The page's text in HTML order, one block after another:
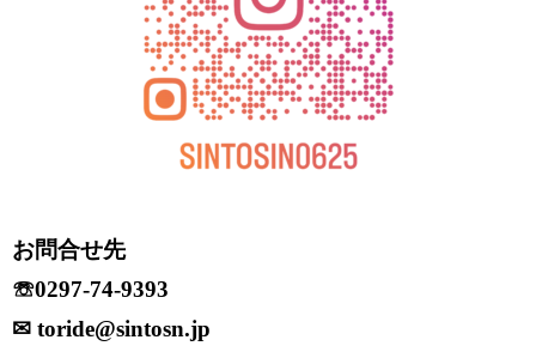
お問合せ先
☏0297-74-9393
✉ toride@sintosn.jp